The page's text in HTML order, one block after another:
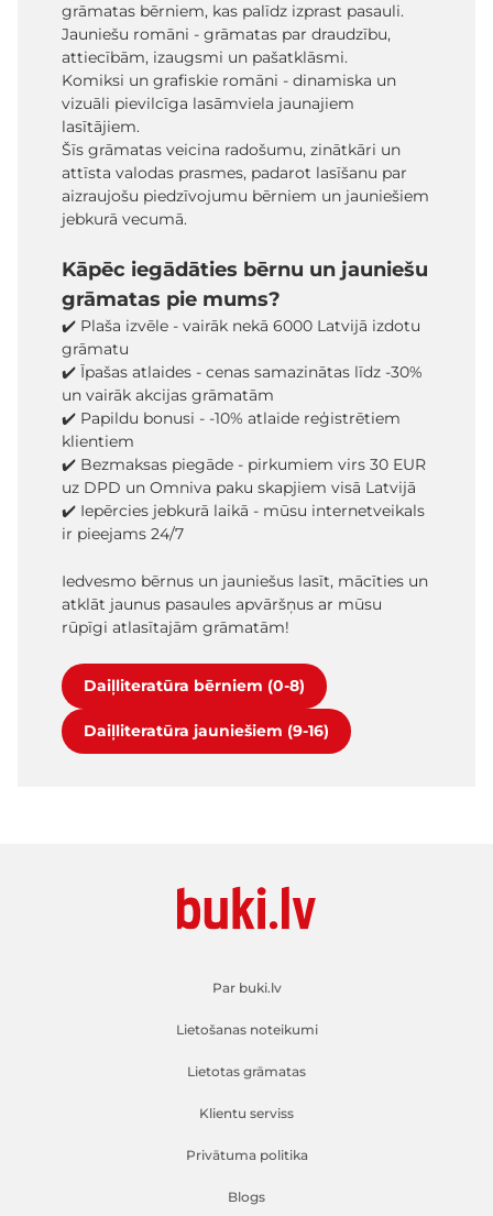
grāmatas bērniem, kas palīdz izprast pasauli.
Jauniešu romāni - grāmatas par draudzību,
attiecībām, izaugsmi un pašatklāsmi.
Komiksi un grafiskie romāni - dinamiska un
vizuāli pievilcīga lasāmviela jaunajiem
lasītājiem.
Šīs grāmatas veicina radošumu, zinātkāri un
attīsta valodas prasmes, padarot lasīšanu par
aizraujošu piedzīvojumu bērniem un jauniešiem
jebkurā vecumā.
Kāpēc iegādāties bērnu un jauniešu
grāmatas pie mums?
✔️ Plaša izvēle - vairāk nekā 6000 Latvijā izdotu
grāmatu
✔️ Īpašas atlaides - cenas samazinātas līdz -30%
un vairāk akcijas grāmatām
✔️ Papildu bonusi - -10% atlaide reģistrētiem
klientiem
✔️ Bezmaksas piegāde - pirkumiem virs 30 EUR
uz DPD un Omniva paku skapjiem visā Latvijā
✔️ Iepērcies jebkurā laikā - mūsu internetveikals
ir pieejams 24/7
Iedvesmo bērnus un jauniešus lasīt, mācīties un
atklāt jaunus pasaules apvāršņus ar mūsu
rūpīgi atlasītajām grāmatām!
Daiļliteratūra bērniem (0-8)
Daiļliteratūra jauniešiem (9-16)
Par buki.lv
Lietošanas noteikumi
Lietotas grāmatas
Klientu serviss
Privātuma politika
Blogs